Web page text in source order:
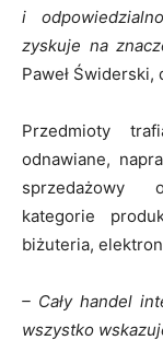
i
zyskuje na
Paweł
Przedmioty
odnawiane,
sprzedażowy
kategorie
biżuteria,
– Cały handel
wszystko